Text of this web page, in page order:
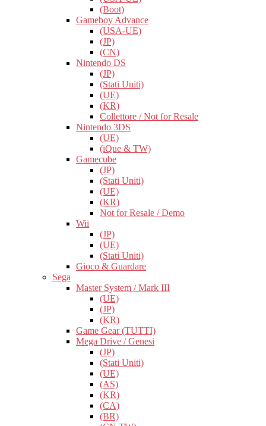
(Boot)
Gameboy Advance
(USA-UE)
(JP)
(CN)
Nintendo DS
(JP)
(Stati Uniti)
(UE)
(KR)
Collettore / Not for Resale
Nintendo 3DS
(UE)
(iQue & TW)
Gamecube
(JP)
(Stati Uniti)
(UE)
(KR)
Not for Resale / Demo
Wii
(JP)
(UE)
(Stati Uniti)
Gioco & Guardare
Sega
Master System / Mark III
(UE)
(JP)
(KR)
Game Gear (TUTTI)
Mega Drive / Genesi
(JP)
(Stati Uniti)
(UE)
(AS)
(KR)
(CA)
(BR)